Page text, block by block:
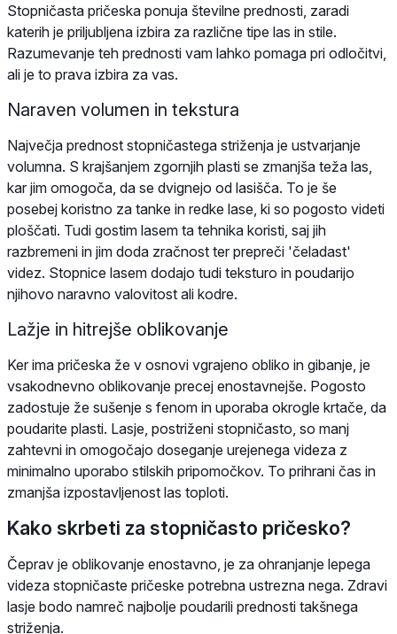
Stopničasta pričeska ponuja številne prednosti, zaradi
katerih je priljubljena izbira za različne tipe las in stile.
Razumevanje teh prednosti vam lahko pomaga pri odločitvi,
ali je to prava izbira za vas.
Naraven volumen in tekstura
Največja prednost stopničastega striženja je ustvarjanje
volumna. S krajšanjem zgornjih plasti se zmanjša teža las,
kar jim omogoča, da se dvignejo od lasišča. To je še
posebej koristno za tanke in redke lase, ki so pogosto videti
ploščati. Tudi gostim lasem ta tehnika koristi, saj jih
razbremeni in jim doda zračnost ter prepreči 'čeladast'
videz. Stopnice lasem dodajo tudi teksturo in poudarijo
njihovo naravno valovitost ali kodre.
Lažje in hitrejše oblikovanje
Ker ima pričeska že v osnovi vgrajeno obliko in gibanje, je
vsakodnevno oblikovanje precej enostavnejše. Pogosto
zadostuje že sušenje s fenom in uporaba okrogle krtače, da
poudarite plasti. Lasje, postriženi stopničasto, so manj
zahtevni in omogočajo doseganje urejenega videza z
minimalno uporabo stilskih pripomočkov. To prihrani čas in
zmanjša izpostavljenost las toploti.
Kako skrbeti za stopničasto pričesko?
Čeprav je oblikovanje enostavno, je za ohranjanje lepega
videza stopničaste pričeske potrebna ustrezna nega. Zdravi
lasje bodo namreč najbolje poudarili prednosti takšnega
striženja.